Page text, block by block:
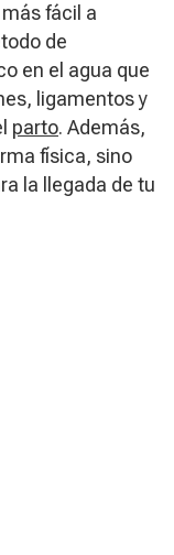
fácil a
de
en el agua que
ligamentos y
parto. Además,
física, sino
la llegada de tu